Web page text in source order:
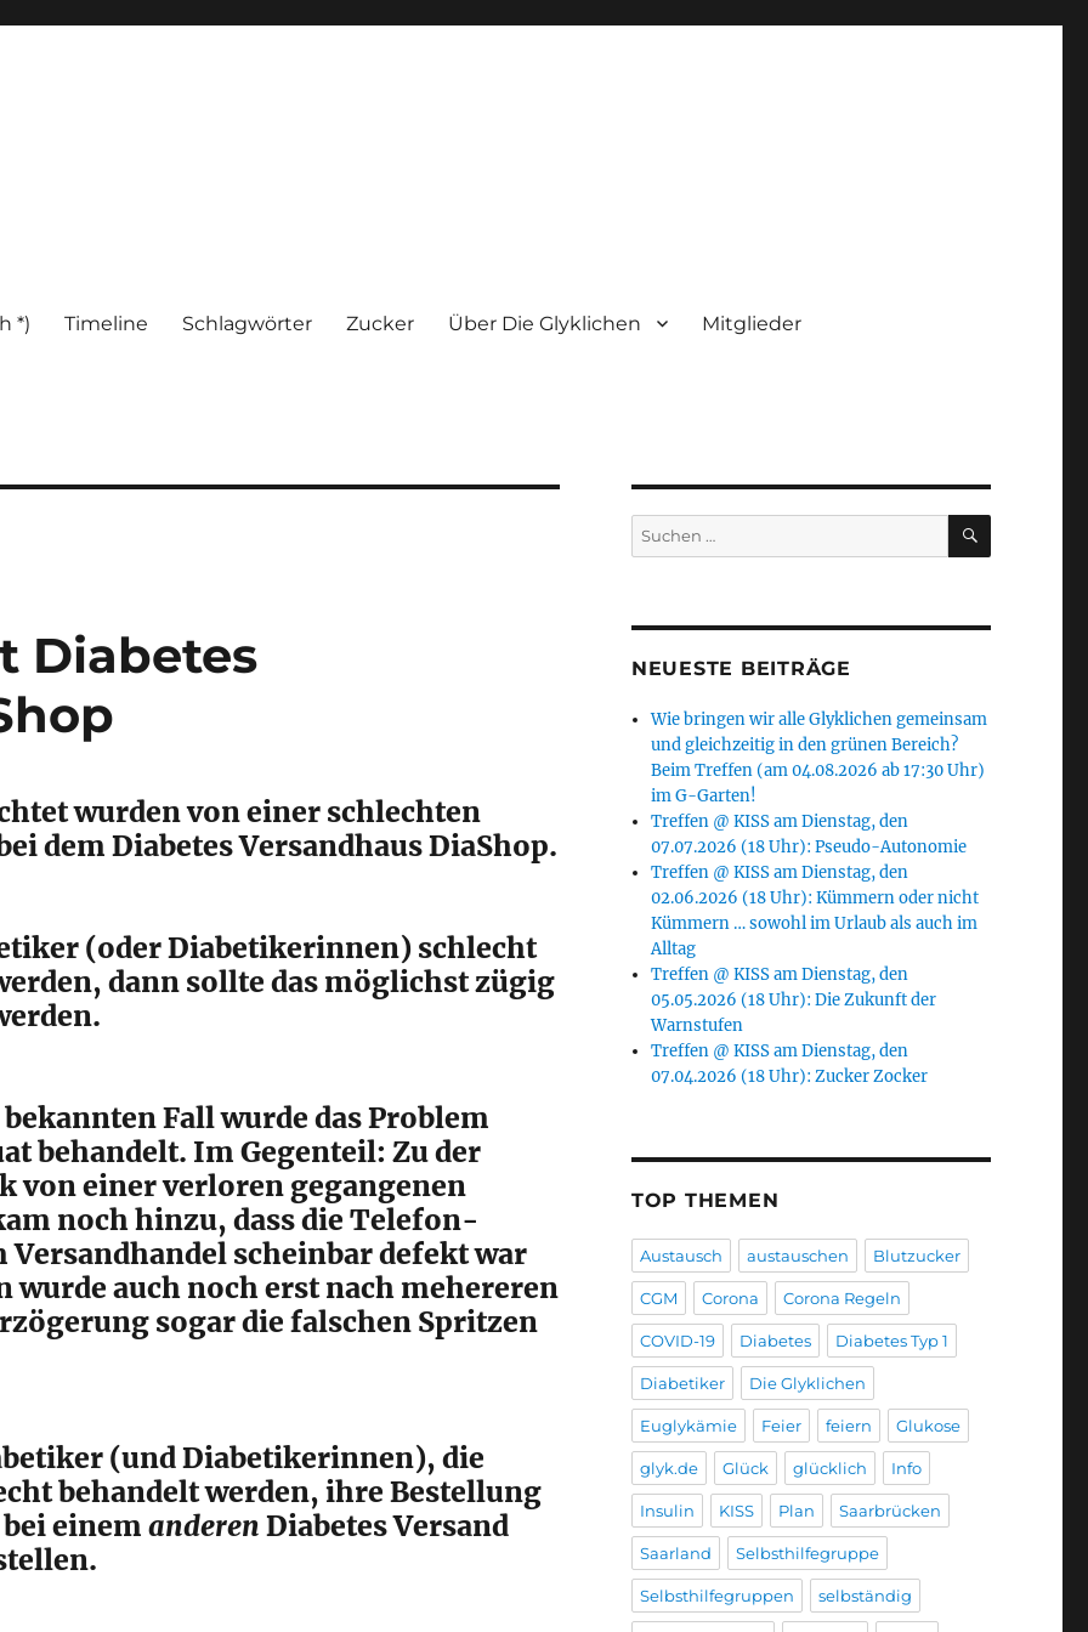
*) Timeline Schlagwörter Zucker Über Die Glyklichen Mitglieder
Diabetes
wurden von einer schlechten
dem Diabetes Versandhaus DiaShop.
(oder Diabetikerinnen) schlecht
dann sollte das möglichst zügig
Fall wurde das Problem
behandelt. Im Gegenteil: Zu der
von einer verloren gegangenen
noch hinzu, dass die Telefon-
Versandhandel scheinbar defekt war
wurde auch noch erst nach mehereren
sogar die falschen Spritzen
(und Diabetikerinnen), die
behandelt werden, ihre Bestellung
einem anderen Diabetes Versand
Suchen
nach:
SUCHEN
NEUESTE BEITRÄGE
Wie bringen wir alle Glyklichen gemeinsam
und gleichzeitig in den grünen Bereich?
Beim Treffen (am 04.08.2026 ab 17:30 Uhr)
im G-Garten!
Treffen @ KISS am Dienstag, den
07.07.2026 (18 Uhr): Pseudo-Autonomie
Treffen @ KISS am Dienstag, den
02.06.2026 (18 Uhr): Kümmern oder nicht
Kümmern … sowohl im Urlaub als auch im
Alltag
Treffen @ KISS am Dienstag, den
05.05.2026 (18 Uhr): Die Zukunft der
Warnstufen
Treffen @ KISS am Dienstag, den
07.04.2026 (18 Uhr): Zucker Zocker
TOP THEMEN
Austausch austauschen Blutzucker
CGM Corona Corona Regeln
COVID-19 Diabetes Diabetes Typ 1
Diabetiker Die Glyklichen
Euglykämie Feier feiern Glukose
glyk.de Glück glücklich Info
Insulin KISS Plan Saarbrücken
Saarland Selbsthilfegruppe
Selbsthilfegruppen selbständig